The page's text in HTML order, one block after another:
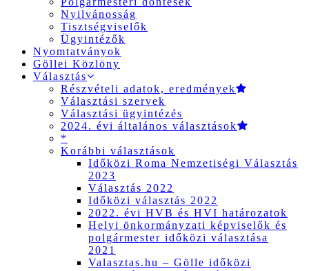
Nyilvánosság
Tisztségviselők
Ügyintézők
Nyomtatványok
Göllei Közlöny
Választás
Részvételi adatok, eredmények
Választási szervek
Választási ügyintézés
2024. évi általános választások
*
Korábbi választások
Időközi Roma Nemzetiségi Választás
2023
Választás 2022
Időközi választás 2022
2022. évi HVB és HVI határozatok
Helyi önkormányzati képviselők és
polgármester időközi választása
2021
Valasztas.hu – Gölle időközi